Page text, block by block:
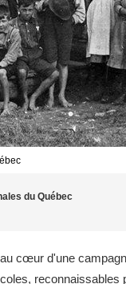
du Québec
cœur d'une